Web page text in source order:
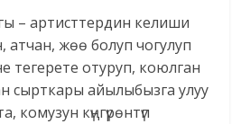
– артисттердин келиши
атчан, жөө болуп чогулуп
тегерете отуруп, коюлган
сырткары айылыбызга улуу
комузун күңгүрөнтүп